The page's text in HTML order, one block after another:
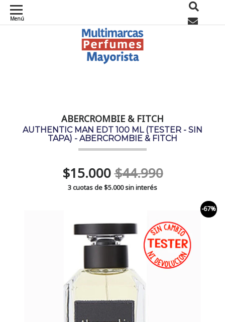
Menú
ABERCROMBIE & FITCH
AUTHENTIC MAN EDT 100 ML (TESTER - SIN
TAPA) - ABERCROMBIE & FITCH
$15.000$44.990
3 cuotas de$5.000sin interés
-67%